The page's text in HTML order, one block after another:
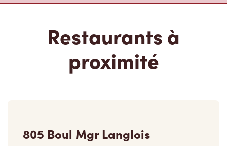
Restaurants à
proximité
805 Boul Mgr Langlois